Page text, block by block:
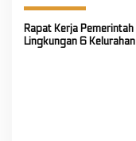
Rapat Kerja Pemerintah
Lingkungan 6 Kelurahan